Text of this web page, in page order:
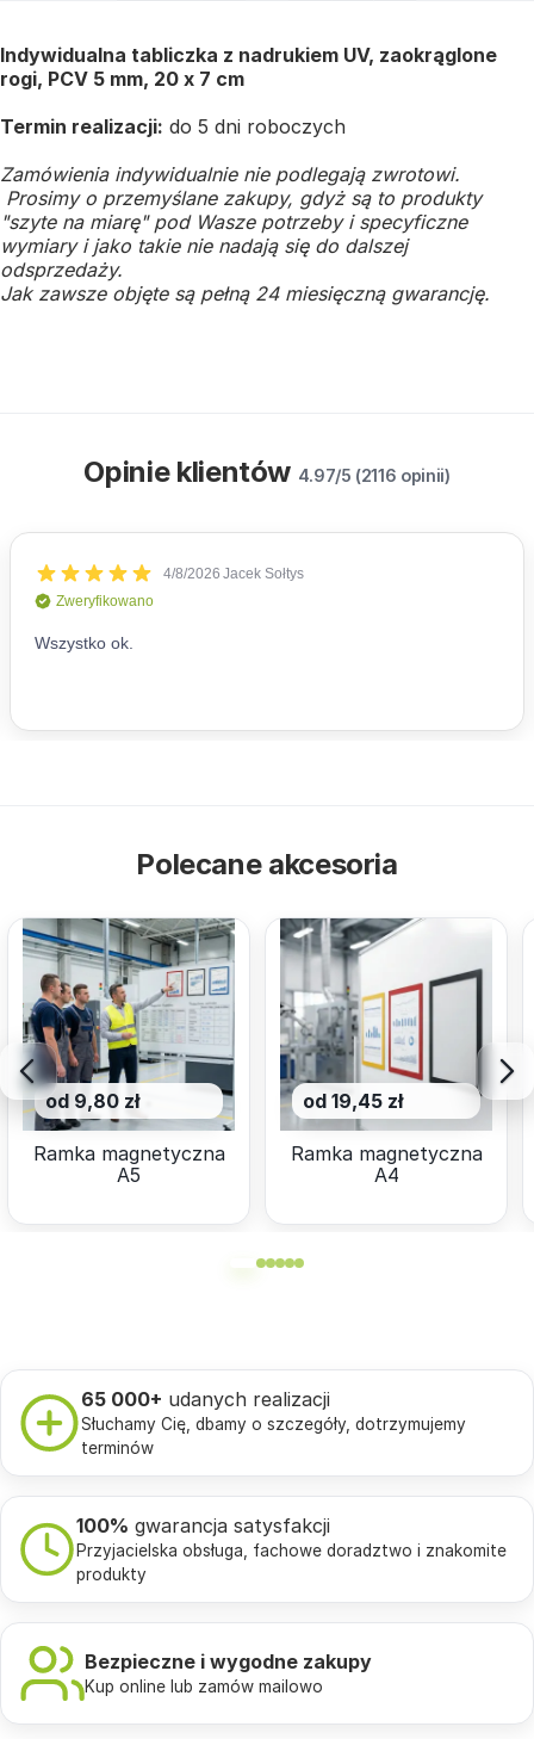
Indywidualna tabliczka z nadrukiem UV, zaokrąglone
rogi, PCV 5 mm, 20 x 7 cm
Termin realizacji: do 5 dni roboczych
Zamówienia indywidualnie nie podlegają zwrotowi.
Prosimy o przemyślane zakupy, gdyż są to produkty
"szyte na miarę" pod Wasze potrzeby i specyficzne
wymiary i jako takie nie nadają się do dalszej
odsprzedaży.
Jak zawsze objęte są pełną 24 miesięczną gwarancję.
Opinie klientów 4.97/5 (2116 opinii)
Polecane akcesoria
od 9,80 zł
Ramka magnetyczna
A5
od 19,45 zł
Ramka magnetyczna
A4
65 000+ udanych realizacji
Słuchamy Cię, dbamy o szczegóły, dotrzymujemy
terminów
100% gwarancja satysfakcji
Przyjacielska obsługa, fachowe doradztwo i znakomite
produkty
Bezpieczne i wygodne zakupy
Kup online lub zamów mailowo